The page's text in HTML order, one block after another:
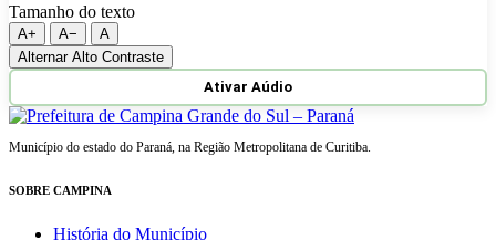
Tamanho do texto
A+ A−
A
Alternar Alto Contraste
Ativar Aúdio
Município do estado do Paraná, na Região Metropolitana de Curitiba.
SOBRE CAMPINA
História do Município